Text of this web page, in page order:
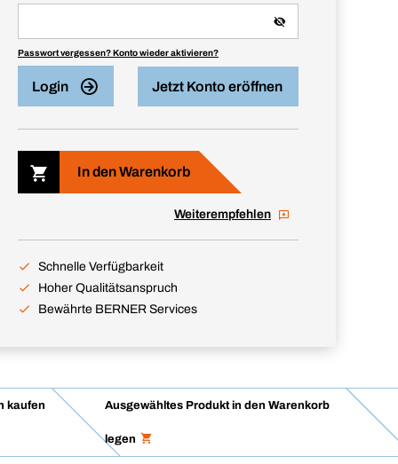
Passwort vergessen? Konto wieder aktivieren?
Login Jetzt Konto eröffnen
In den Warenkorb
Weiterempfehlen
Schnelle Verfügbarkeit
Hoher Qualitätsanspruch
Bewährte BERNER Services
kaufen Ausgewähltes Produkt in den Warenkorb
legen